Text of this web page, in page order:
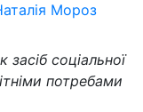
Мороз
засіб соціальної
потребами